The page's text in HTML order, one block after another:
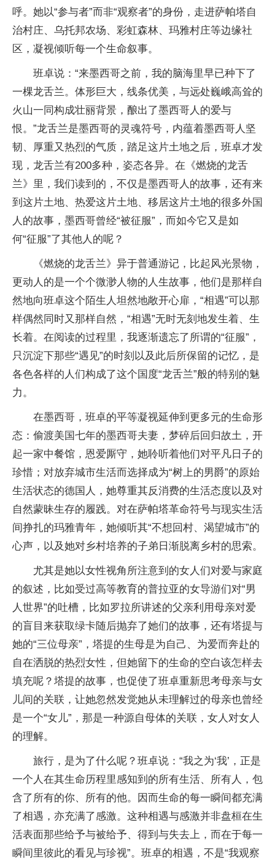
呼。她以“参与者”而非“观察者”的身份，走进萨帕塔自
治村庄、乌托邦农场、彩虹森林、玛雅村庄等边缘社
区，凝视倾听每一个生命叙事。
班卓说：“来墨西哥之前，我的脑海里早已种下了
一棵龙舌兰。体形巨大，线条优美，与远处巍峨高耸的
火山一同构成壮丽背景，酿出了墨西哥人的爱与
恨。”龙舌兰是墨西哥的灵魂符号，内蕴着墨西哥人坚
韧、厚重又热烈的气质，踏足这片土地之后，班卓才发
现，龙舌兰有200多种，姿态各异。在《燃烧的龙舌
兰》里，我们读到的，不仅是墨西哥人的故事，还有来
到这片土地、热爱这片土地、移居这片土地的很多外国
人的故事，墨西哥曾经“被征服”，而如今它又是如
何“征服”了其他人的呢？
《燃烧的龙舌兰》异于普通游记，比起风光景物，
更动人的是一个个微渺人物的人生故事，他们是那样自
然地向班卓这个陌生人坦然地敞开心扉，“相遇”可以那
样偶然同时又那样自然，“相遇”无时无刻地发生着、生
长着。在阅读的过程里，我逐渐遗忘了所谓的“征服”，
只沉淀下那些“遇见”的时刻以及此后所保留的记忆，是
各色各样的人们构成了这个国度“龙舌兰”般的特别的魅
力。
在墨西哥，班卓的平等凝视延伸到更多元的生命形
态：偷渡美国七年的墨西哥夫妻，梦碎后回归故土，开
起一家中餐馆，恩爱厮守，她聆听着他们对平凡日子的
珍惜；对放弃城市生活而选择成为“树上的男爵”的原始
生活状态的德国人，她尊重其反消费的生活态度以及对
自然蒙昧生存的履践。对在萨帕塔革命符号与现实生活
间挣扎的玛雅青年，她倾听其“不想回村、渴望城市”的
心声，以及她对乡村培养的子弟日渐脱离乡村的思索。
尤其是她以女性视角所注意到的女人们对爱与家庭
的叙述，比如受过高等教育的普拉亚的女导游们对“男
人世界”的吐槽，比如罗拉所讲述的父亲利用母亲对爱
的盲目来获取绿卡随后抛弃了她们的故事，还有塔提与
她的“三位母亲”，塔提的生母是为自己、为爱而奔赴的
自在洒脱的热烈女性，但她留下的生命的空白该怎样去
填充呢？塔提的故事，也促使了班卓重新思考母亲与女
儿间的关联，让她忽然发觉她从未理解过的母亲也曾经
是一个“女儿”，那是一种源自母体的关联，女人对女人
的理解。
旅行，是为了什么呢？班卓说：“我之为‘我’，正是
一个人在其生命历程里感知到的所有生活、所有人，包
含了所有的你、所有的他。因而生命的每一瞬间都充满
了相遇，亦充满了感激。这种相遇与感激并非盘桓在生
活表面那些给予与被给予、得到与失去上，而在于每一
瞬间里彼此的看见与珍视”。班卓的相遇，不是“我观察